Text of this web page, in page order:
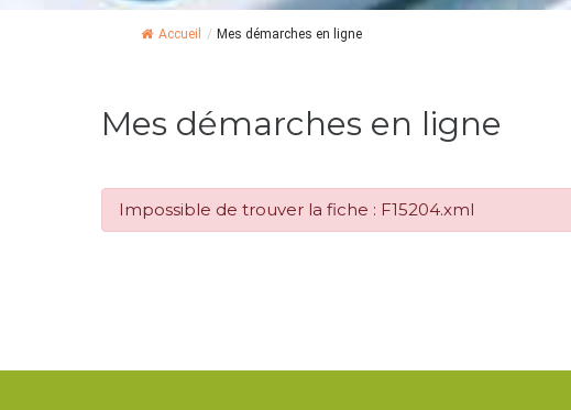
Accueil / Mes démarches en ligne
Mes démarches en ligne
Impossible de trouver la fiche : F15204.xml